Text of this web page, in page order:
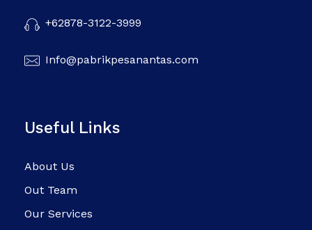
+62878-3122-3999
Info@pabrikpesanantas.com
Useful Links
About Us
Out Team
Our Services